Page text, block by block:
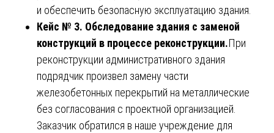
и обеспечить безопасную эксплуатацию здания.
Кейс № 3. Обследование здания с заменой
конструкций в процессе реконструкции.При
реконструкции административного здания
подрядчик произвел замену части
железобетонных перекрытий на металлические
без согласования с проектной организацией.
Заказчик обратился в наше учреждение для